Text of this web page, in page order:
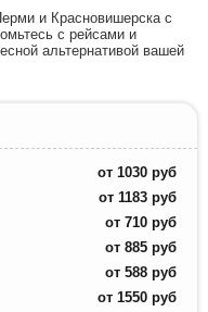
и Красновишерска с
с рейсами и
альтернативой вашей
от 1030 руб
от 1183 руб
от 710 руб
от 885 руб
от 588 руб
от 1550 руб